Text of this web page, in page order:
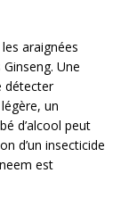
araignées
Une
détecter
un
d’alcool peut
d’un insecticide
est